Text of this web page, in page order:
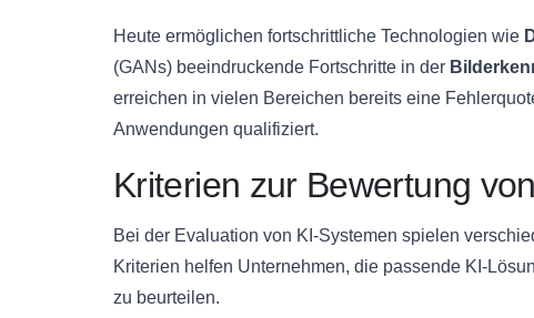
Heute ermöglichen fortschrittliche Technologien wie
(GANs) beeindruckende Fortschritte in der
erreichen in vielen Bereichen bereits eine
Anwendungen qualifiziert.
Kriterien zur Bewertung
Bei der Evaluation von KI-Systemen spielen
Kriterien helfen Unternehmen, die passende KI-
zu beurteilen.